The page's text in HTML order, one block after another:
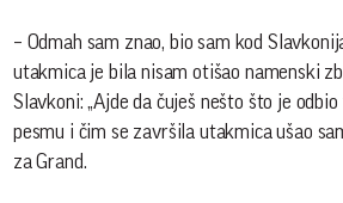
– Odmah sam znao, bio sam kod
utakmica je bila nisam otišao namenski
Slavkoni: „Ajde da čuješ nešto što je
pesmu i čim se završila utakmica ušao
za Grand.